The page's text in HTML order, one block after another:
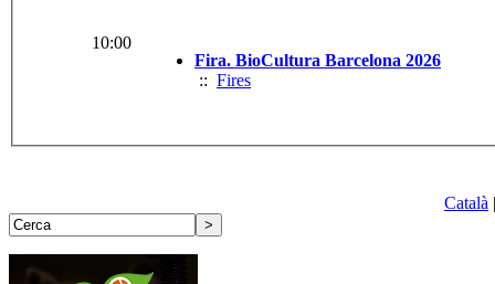
10:00
Fira. BioCultura Barcelona 2026
:: Fires
Català